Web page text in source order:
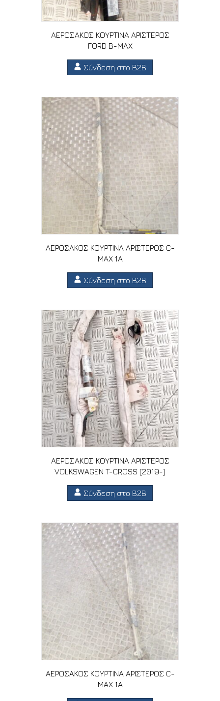
ΑΕΡΟΣΑΚΟΣ ΚΟΥΡΤΙΝΑ ΑΡΙΣΤΕΡΟΣ
FORD B-MAX
Σύνδεση στο B2B
ΑΕΡΟΣΑΚΟΣ ΚΟΥΡΤΙΝΑ ΑΡΙΣΤΕΡΟΣ C-
MAX 1A
Σύνδεση στο B2B
ΑΕΡΟΣΑΚΟΣ ΚΟΥΡΤΙΝΑ ΑΡΙΣΤΕΡΟΣ
VOLKSWAGEN T-CROSS (2019-)
Σύνδεση στο B2B
ΑΕΡΟΣΑΚΟΣ ΚΟΥΡΤΙΝΑ ΑΡΙΣΤΕΡΟΣ C-
MAX 1A